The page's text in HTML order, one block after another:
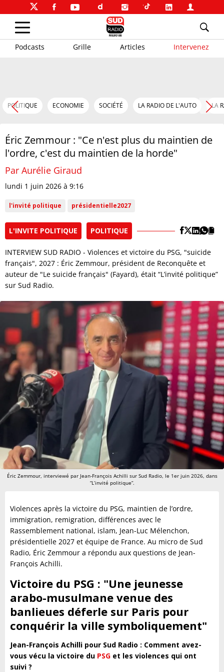
Podcasts Grille Articles Intervenez
POLITIQUE ECONOMIE SOCIÉTÉ LA RADIO DE L'AUTO LA
Éric Zemmour : "Ce n'est plus du maintien de
l'ordre, c'est du maintien de la horde"
Par Aurélie Giraud
lundi 1 juin 2026 à 9:16
l'invité politique présidentielle2027
L'INVITE POLITIQUE POLITIQUE
INTERVIEW SUD RADIO - Violences et victoire du PSG, "suicide
français", 2027 : Éric Zemmour, président de Reconquête et
auteur de "Le suicide français" (Fayard), était “L’invité politique”
sur Sud Radio.
Éric Zemmour, interviewé par Jean-François Achilli sur Sud Radio, le 1er juin 2026, dans
“L’invité politique”.
Violences après la victoire du PSG, maintien de l’ordre,
immigration, remigration, différences avec le
Rassemblement national, islam, Jean-Luc Mélenchon,
présidentielle 2027 et équipe de France. Au micro de Sud
Radio, Éric Zemmour a répondu aux questions de Jean-
François Achilli.
Victoire du PSG : "Une jeunesse
arabo-musulmane venue des
banlieues déferle sur Paris pour
conquérir la ville symboliquement"
Jean-François Achilli pour Sud Radio : Comment avez-
vous vécu la victoire du PSG et les violences qui ont
suivi ?